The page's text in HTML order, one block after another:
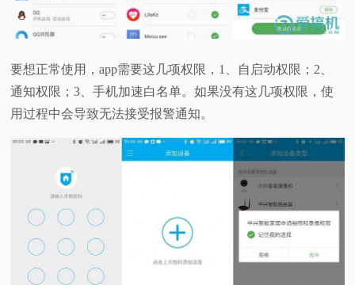
要想正常使用，app需要这几项权限，1、自启动权限；2、
通知权限；3、手机加速白名单。如果没有这几项权限，使
用过程中会导致无法接受报警通知。